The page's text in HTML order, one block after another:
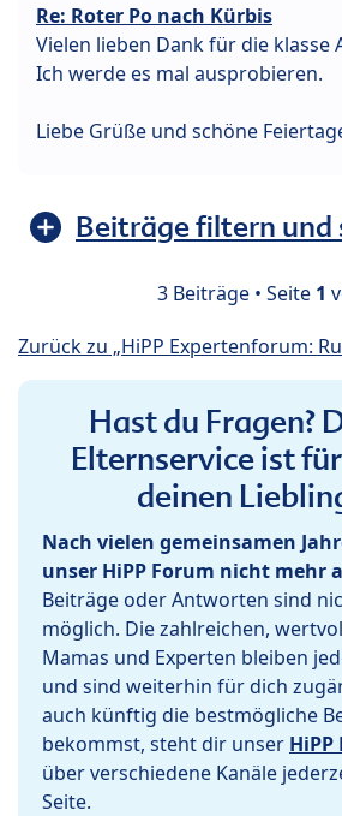
Re: Roter Po nach Kürbis
Vielen lieben Dank für die klasse
Ich werde es mal ausprobieren.
Liebe Grüße und schöne
Beiträge filtern und
3 Beiträge • Seite 1
Zurück zu „HiPP Expertenforum:
Hast du Fragen?
Elternservice ist
deinen
Nach vielen gemeinsamen
unser HiPP Forum nicht mehr
Beiträge oder Antworten sind
möglich. Die zahlreichen,
Mamas und Experten bleiben
und sind weiterhin für dich
auch künftig die bestmögliche
bekommst, steht dir unser
über verschiedene Kanäle
Seite.